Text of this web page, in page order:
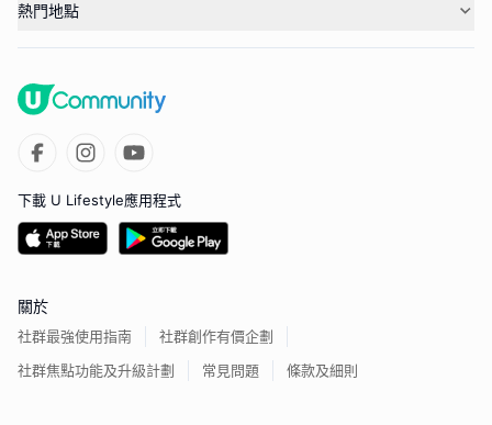
熱門地點
下載 U Lifestyle應用程式
關於
社群最強使用指南
社群創作有價企劃
社群焦點功能及升級計劃
常見問題 條款及細則